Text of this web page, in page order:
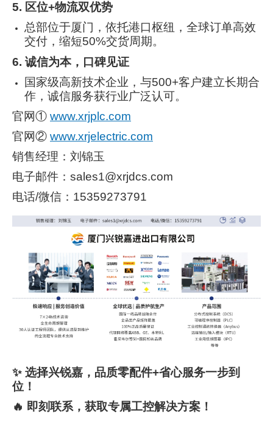
5. 区位+物流双优势
总部位于厦门，依托港口枢纽，全球订单高效
交付，缩短50%交货周期。
6. 诚信为本，口碑见证
国家级高新技术企业，与500+客户建立长期合
作，诚信服务获行业广泛认可。
官网① www.xrjplc.com
官网② www.xrjelectric.com
销售经理：刘锦玉
电子邮件：sales1@xrjdcs.com
电话/微信：15359273791
✨ 选择兴锐嘉，品质零配件+省心服务一步到
位！
🔥 即刻联系，获取专属工控解决方案！